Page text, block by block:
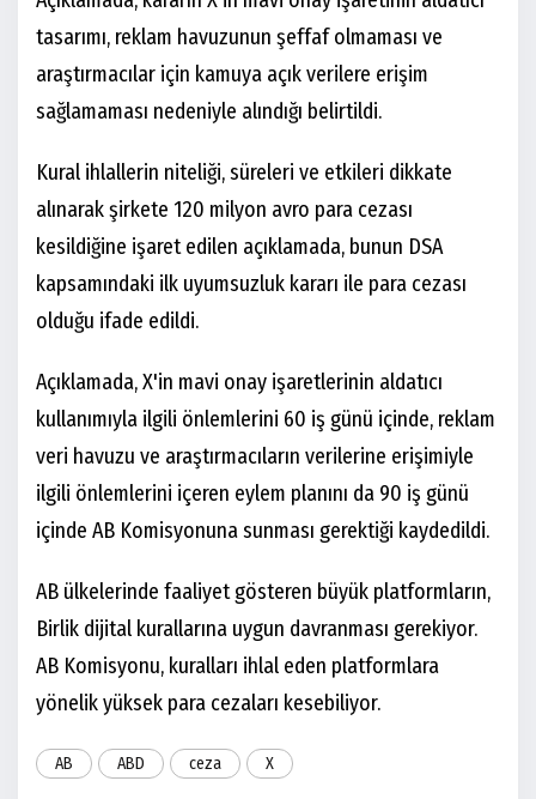
tasarımı, reklam havuzunun şeffaf olmaması ve
araştırmacılar için kamuya açık verilere erişim
sağlamaması nedeniyle alındığı belirtildi.
Kural ihlallerin niteliği, süreleri ve etkileri dikkate
alınarak şirkete 120 milyon avro para cezası
kesildiğine işaret edilen açıklamada, bunun DSA
kapsamındaki ilk uyumsuzluk kararı ile para cezası
olduğu ifade edildi.
Açıklamada, X'in mavi onay işaretlerinin aldatıcı
kullanımıyla ilgili önlemlerini 60 iş günü içinde, reklam
veri havuzu ve araştırmacıların verilerine erişimiyle
ilgili önlemlerini içeren eylem planını da 90 iş günü
içinde AB Komisyonuna sunması gerektiği kaydedildi.
AB ülkelerinde faaliyet gösteren büyük platformların,
Birlik dijital kurallarına uygun davranması gerekiyor.
AB Komisyonu, kuralları ihlal eden platformlara
yönelik yüksek para cezaları kesebiliyor.
AB ABD ceza X